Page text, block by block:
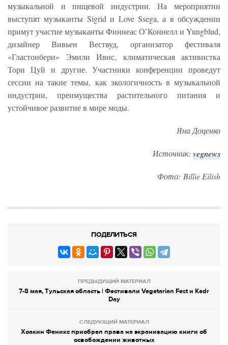
музыкальной и пищевой индустрии. На мероприятии
выступят музыканты Sigrid и Love Ssega, а в обсуждении
примут участие музыканты Финнеас О’Коннелл и Yungblud,
дизайнер Вивьен Вествуд, организатор фестиваля
«Гластонбери» Эмили Ивис, климатическая активистка
Тори Цуй и другие. Участники конференции проведут
сессии на такие темы, как экологичность в музыкальной
индустрии, преимущества растительного питания и
устойчивое развитие в мире моды.
Яна Доценко
Источник: vegnews
Фото: Billie Eilish
ПОДЕЛИТЬСЯ
ПРЕДЫДУЩИЙ МАТЕРИАЛ
7-8 мая, Тульская область | Фестивали Vegetarian Fest и Kedr
Day
СЛЕДУЮЩИЙ МАТЕРИАЛ
Хоакин Феникс приобрел права на экранизацию книги об
освобождении животных